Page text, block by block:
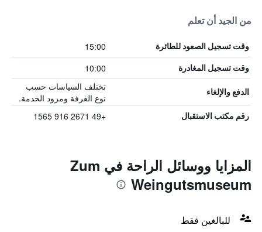
من الجيد أن تعلم
وقت تسجيل الصعود للطائرة 15:00
وقت تسجيل المغادرة 10:00
الدفع والإلغاء
تختلف السياسات حسب
نوع الغرفة ومزود الخدمة.
رقم مكتب الاستقبال +49 2671 916 1565
المزايا ووسائل الراحة في Zum
Weingutsmuseum
للبالغين فقط